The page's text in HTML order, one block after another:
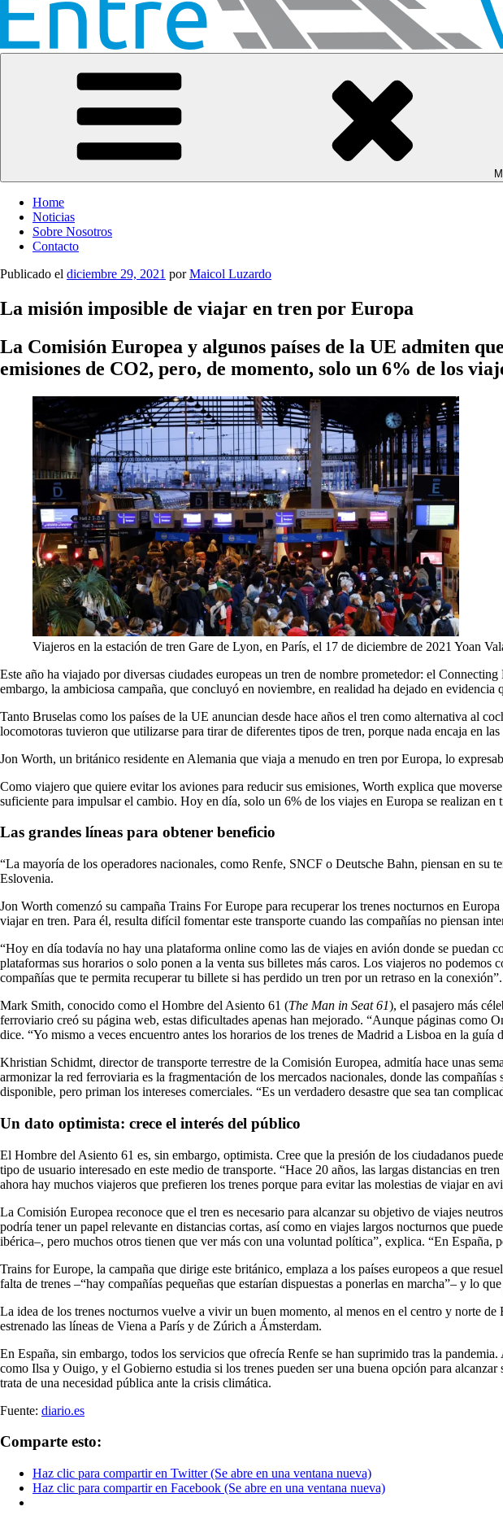
Información ferroviaria
Home
Noticias
Sobre Nosotros
Contacto
Publicado el diciembre 29, 2021 porMaicol Luzardo
La misión imposible de viajar en tren por Europa
La Comisión Europea y algunos países de la UE admiten
emisiones de CO2, pero, de momento, solo un 6% de los
Viajeros en la estación de tren Gare de Lyon, en París, el 17 de diciembre de 2021 Yoan
Este año ha viajado por diversas ciudades europeas un tren de nombre prometedor: el
embargo, la ambiciosa campaña, que concluyó en noviembre, en realidad ha dejado en
Tanto Bruselas como los países de la UE anuncian desde hace años el tren como alternativa al
locomotoras tuvieron que utilizarse para tirar de diferentes tipos de tren, porque nada encaja en
Jon Worth, un británico residente en Alemania que viaja a menudo en tren por Europa, lo
Como viajero que quiere evitar los aviones para reducir sus emisiones, Worth explica que
suficiente para impulsar el cambio. Hoy en día, solo un 6% de los viajes en Europa se realizan en
Las grandes líneas para obtener beneficio
“La mayoría de los operadores nacionales, como Renfe, SNCF o Deutsche Bahn, piensan en su
Eslovenia.
Jon Worth comenzó su campaña Trains For Europe para recuperar los trenes nocturnos en
viajar en tren. Para él, resulta difícil fomentar este transporte cuando las compañías no piensan
“Hoy en día todavía no hay una plataforma online como las de viajes en avión donde se puedan
plataformas sus horarios o solo ponen a la venta sus billetes más caros. Los viajeros no
compañías que te permita recuperar tu billete si has perdido un tren por un retraso en la conexión”.
Mark Smith, conocido como el Hombre del Asiento 61 (The Man in Seat 61), el pasajero más
ferroviario creó su página web, estas dificultades apenas han mejorado. “Aunque páginas
dice. “Yo mismo a veces encuentro antes los horarios de los trenes de Madrid a Lisboa en la
Khristian Schidmt, director de transporte terrestre de la Comisión Europea, admitía hace unas
armonizar la red ferroviaria es la fragmentación de los mercados nacionales, donde las
disponible, pero priman los intereses comerciales. “Es un verdadero desastre que sea tan
Un dato optimista: crece el interés del público
El Hombre del Asiento 61 es, sin embargo, optimista. Cree que la presión de los ciudadanos
tipo de usuario interesado en este medio de transporte. “Hace 20 años, las largas distancias en
ahora hay muchos viajeros que prefieren los trenes porque para evitar las molestias de viajar en
La Comisión Europea reconoce que el tren es necesario para alcanzar su objetivo de viajes
podría tener un papel relevante en distancias cortas, así como en viajes largos nocturnos que
ibérica–, pero muchos otros tienen que ver más con una voluntad política”, explica. “En
Trains for Europe, la campaña que dirige este británico, emplaza a los países europeos a que
falta de trenes –“hay compañías pequeñas que estarían dispuestas a ponerlas en marcha”– y lo
La idea de los trenes nocturnos vuelve a vivir un buen momento, al menos en el centro y norte
estrenado las líneas de Viena a París y de Zúrich a Ámsterdam.
En España, sin embargo, todos los servicios que ofrecía Renfe se han suprimido tras la
como Ilsa y Ouigo, y el Gobierno estudia si los trenes pueden ser una buena opción para
trata de una necesidad pública ante la crisis climática.
Fuente: diario.es
Comparte esto:
Haz clic para compartir en Twitter (Se abre en una ventana nueva)
Haz clic para compartir en Facebook (Se abre en una ventana nueva)